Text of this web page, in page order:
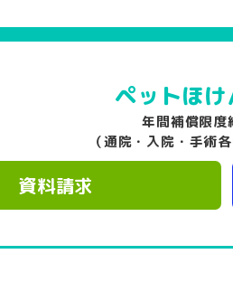
ペットほけ
年間補償限度
（通院・入院・手術
資料請求